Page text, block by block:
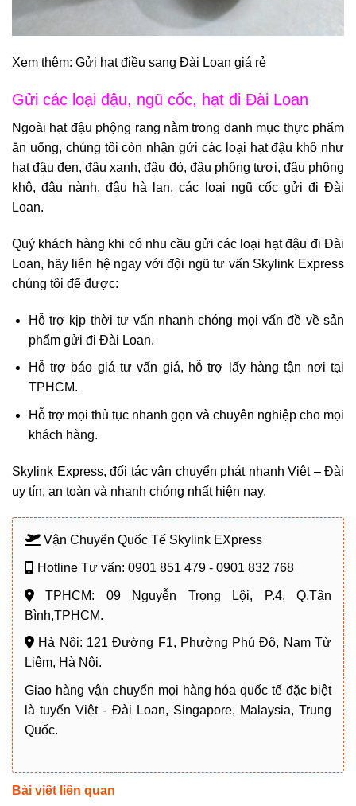
Xem thêm: Gửi hạt điều sang Đài Loan giá rẻ
Gửi các loại đậu, ngũ cốc, hạt đi Đài Loan
Ngoài hạt đậu phộng rang nằm trong danh mục thực phẩm
ăn uống, chúng tôi còn nhận gửi các loại hạt đậu khô như
hạt đậu đen, đậu xanh, đậu đỏ, đậu phông tươi, đậu phộng
khô, đậu nành, đậu hà lan, các loại ngũ cốc gửi đi Đài
Loan.
Quý khách hàng khi có nhu cầu gửi các loại hạt đậu đi Đài
Loan, hãy liên hệ ngay với đội ngũ tư vấn Skylink Express
chúng tôi để được:
Hỗ trợ kịp thời tư vấn nhanh chóng mọi vấn đề về sản
phẩm gửi đi Đài Loan.
Hỗ trợ báo giá tư vấn giá, hỗ trợ lấy hàng tận nơi tại
TPHCM.
Hỗ trợ mọi thủ tục nhanh gọn và chuyên nghiệp cho mọi
khách hàng.
Skylink Express, đối tác vận chuyển phát nhanh Việt – Đài
uy tín, an toàn và nhanh chóng nhất hiện nay.
Vận Chuyển Quốc Tế Skylink EXpress
Hotline Tư vấn: 0901 851 479 - 0901 832 768
TPHCM: 09 Nguyễn Trọng Lội, P.4, Q.Tân
Bình,TPHCM.
Hà Nội: 121 Đường F1, Phường Phú Đô, Nam Từ
Liêm, Hà Nội.
Giao hàng vận chuyển mọi hàng hóa quốc tế đặc biệt
là tuyến Việt - Đài Loan, Singapore, Malaysia, Trung
Quốc.
Bài viết liên quan